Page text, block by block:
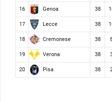
16 Genoa 38
17 Lecce 38
18 Cremonese 38
19 Verona 38
20 Pisa 38